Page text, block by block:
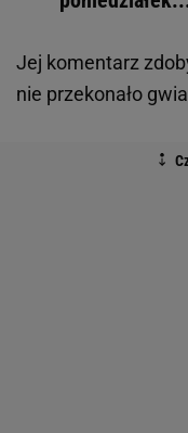
Jej komentarz
nie przekonało